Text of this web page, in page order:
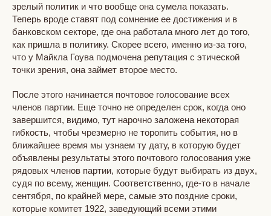
зрелый политик и что вообще она сумела показать.
Теперь вроде ставят под сомнение ее достижения и в
банковском секторе, где она работала много лет до того,
как пришла в политику. Скорее всего, именно из-за того,
что у Майкла Гоува подмочена репутация с этической
точки зрения, она займет второе место.
После этого начинается почтовое голосование всех
членов партии. Еще точно не определен срок, когда оно
завершится, видимо, тут нарочно заложена некоторая
гибкость, чтобы чрезмерно не торопить события, но в
ближайшее время мы узнаем ту дату, в которую будет
объявлены результаты этого почтового голосования уже
рядовых членов партии, которые будут выбирать из двух,
судя по всему, женщин. Соответственно, где-то в начале
сентября, по крайней мере, самые это поздние сроки,
которые комитет 1922, заведующий всеми этими